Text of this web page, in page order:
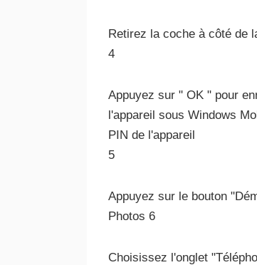
Retirez la coche à côté de
4
Appuyez sur " OK " pour
l'appareil sous Windows
PIN de l'appareil
5
Appuyez sur le bouton
Photos 6
Choisissez l'onglet